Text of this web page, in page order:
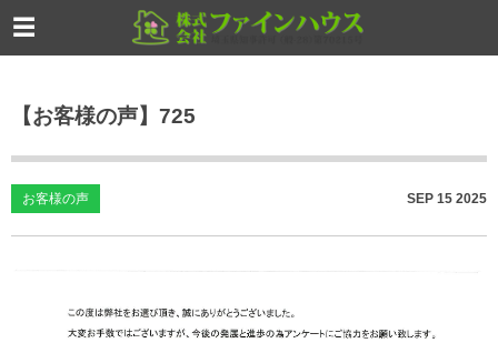
【お客様の声】725
お客様の声 SEP 15 2025